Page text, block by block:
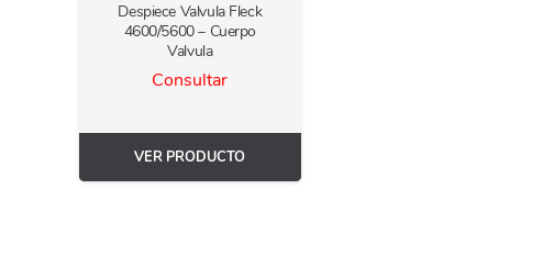
Despiece Valvula Fleck
4600/5600 – Cuerpo
Valvula
Consultar
VER PRODUCTO